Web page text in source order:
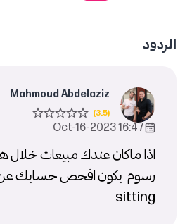
الردود
Mahmoud Abdelaziz
16:47 2023-Oct-16
اذا ماكان عندك مبيعات خلال
sitting